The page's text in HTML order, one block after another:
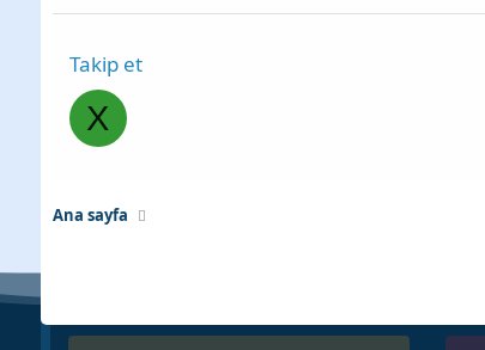
Takip et
X
Ana sayfa